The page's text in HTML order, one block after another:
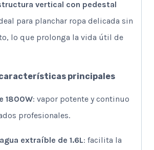
vertical con pedestal
para planchar ropa delicada sin
lo que prolonga la vida útil de
principales
1800W: vapor potente y continuo
profesionales.
extraíble de 1.6L: facilita la